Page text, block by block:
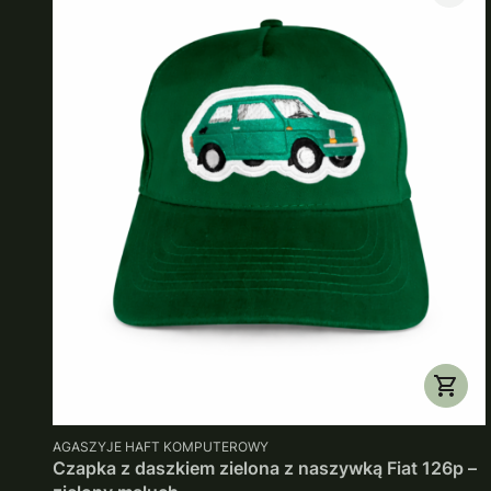
PRODUCENT
AGASZYJE HAFT KOMPUTEROWY
Czapka z daszkiem zielona z naszywką Fiat 126p –